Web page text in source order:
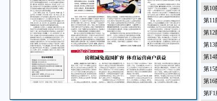
第10
第11
第12
第13
第14
第15
第16
第F1